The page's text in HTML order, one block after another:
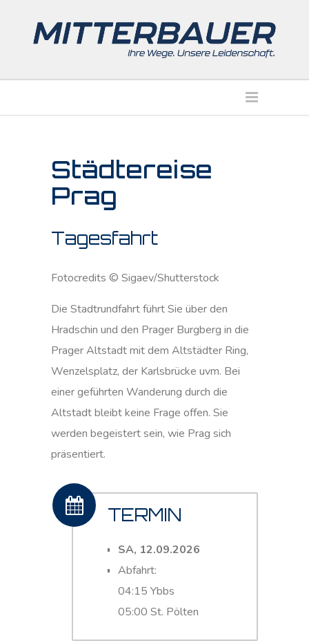
Städtereise
Prag
Tagesfahrt
Fotocredits © Sigaev/Shutterstock
Die Stadtrundfahrt führt Sie über den
Hradschin und den Prager Burgberg in die
Prager Altstadt mit dem Altstädter Ring,
Wenzelsplatz, der Karlsbrücke uvm. Bei
einer geführten Wanderung durch die
Altstadt bleibt keine Frage offen. Sie
werden begeistert sein, wie Prag sich
präsentiert.
TERMIN
SA, 12.09.2026
Abfahrt:
04:15 Ybbs
05:00 St. Pölten